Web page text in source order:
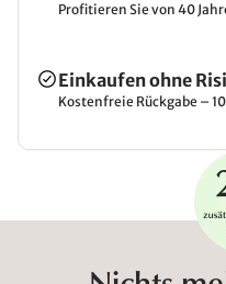
Profitieren Sie von 40
Einkaufen ohne
Kostenfreie Rückgabe –